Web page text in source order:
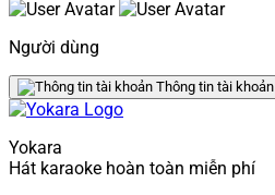
Người dùng
Thông tin tài khoản
Yokara
Hát karaoke hoàn toàn miễn phí